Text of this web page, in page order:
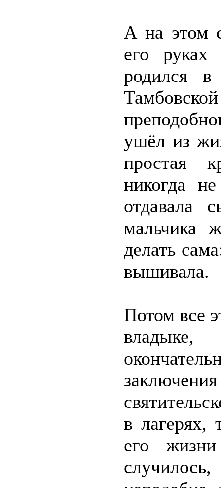
А на этом
его
родился
ушёл из
простая
никогда
отдавала
мальчика
делать
вышивала.
Потом все
в лагерях,
его